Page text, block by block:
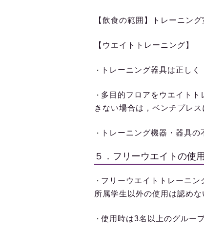
【飲食の範囲】トレーニン
【ウエイトトレーニング】
・ トレーニング器具は正し
・ 多目的フロアをウエイト
きない場合は，ベンチプレ
・ トレーニング機器・器具
５．フリーウエイトの使
・ フリーウエイトトレーニ
所属学生以外の使用は認めな
・ 使用時は3名以上のグルー